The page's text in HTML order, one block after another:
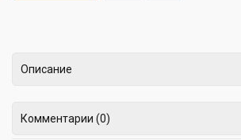
Описание
Комментарии (0)